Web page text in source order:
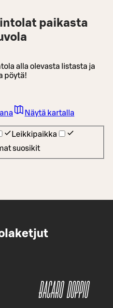
paikasta
alla olevasta listasta ja
pöytä!
Leikkipaikka
suosikit
Näytä kartalla